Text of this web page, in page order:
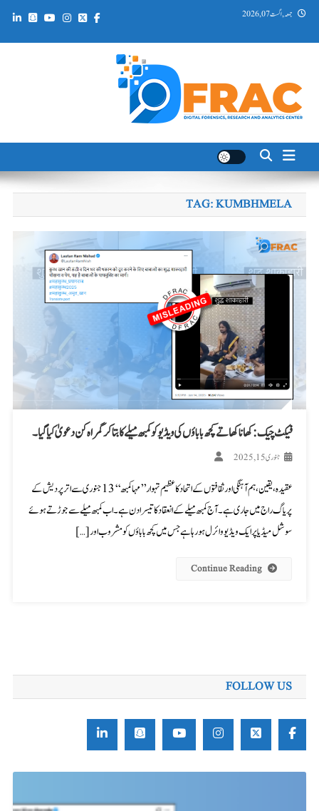
Skip جمعہ, اگست 07, 2026
DFRAC_ORG
TAG:KUMBHMELA
فیکٹ چیک: کھانا کھاتے کچھ باباؤں کی ویڈیو کو کمبھ میلے کا بتا کر گمراہ کن دعویٰ کیا گیا۔
جنوری 15, 2025
عقیدہ، یقین، ہم آہنگی اور ثقافتوں کے اتحاد کا عظیم تہوار ’’مہا کمبھ‘‘ 13 جنوری سے اتر پردیش کے
پریاگ راج میں جاری ہے۔ آج کمبھ میلے کے انعقاد کا تیسرا دن ہے۔ اب کمبھ میلے سے جوڑتے ہوئے
سوشل میڈیا پر ایک ویڈیو وائرل ہو رہا ہے جس میں کچھ باباؤں کو مشروب اور […]
Continue Reading
FOLLOW US